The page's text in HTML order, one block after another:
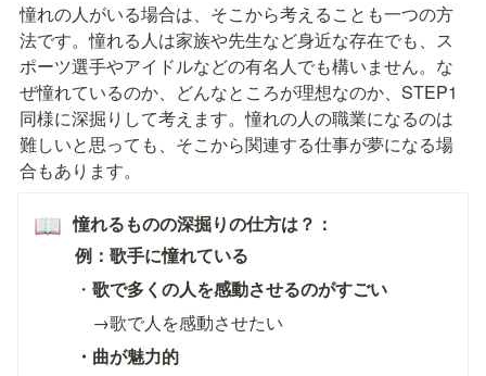
憧れの人がいる場合は、そこから考えることも一つの方
法です。憧れる人は家族や先生など身近な存在でも、ス
ポーツ選手やアイドルなどの有名人でも構いません。な
ぜ憧れているのか、どんなところが理想なのか、STEP1
同様に深掘りして考えます。憧れの人の職業になるのは
難しいと思っても、そこから関連する仕事が夢になる場
合もあります。
📖 憧れるものの深掘りの仕方は？：
例：歌手に憧れている
・ 歌で多くの人を感動させるのがすごい
→歌で人を感動させたい
・曲が魅力的